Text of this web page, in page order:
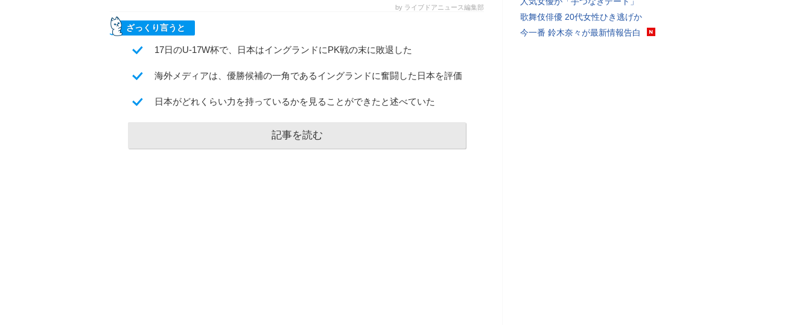
by ライブドアニュース編集部
ざっくり言うと
17日のU-17W杯で、日本はイングランドにPK戦の末に敗退した
海外メディアは、優勝候補の一角であるイングランドに奮闘した日本を評価
日本がどれくらい力を持っているかを見ることができたと述べていた
記事を読む
歌舞伎俳優 20代女性ひき逃げか
今一番 鈴木奈々が最新情報告白